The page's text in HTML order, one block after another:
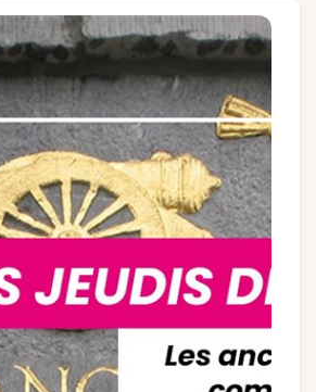
Folgen Sie uns